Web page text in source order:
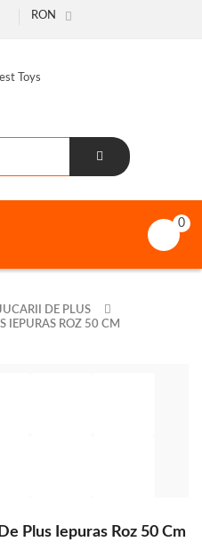
RON
0
DE PLUS
IEPURAS ROZ 50 CM
Plus Iepuras Roz 50 Cm